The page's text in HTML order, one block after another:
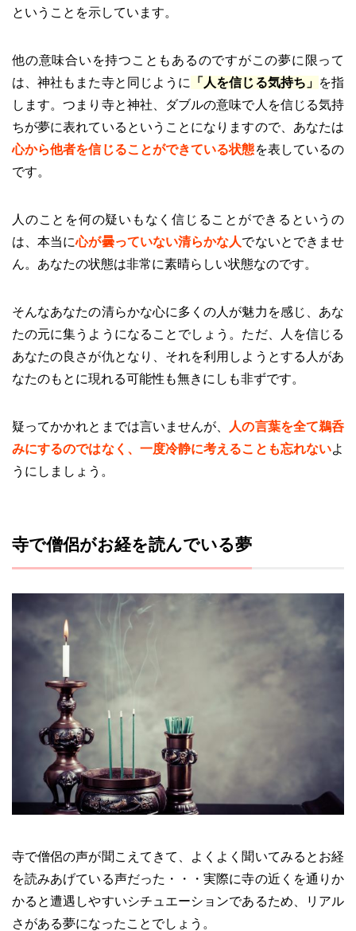
ということを示しています。
他の意味合いを持つこともあるのですがこの夢に限って
は、神社もまた寺と同じように
「人を信じる気持ち」 を指
します。つまり寺と神社、ダブルの意味で人を信じる気持
ちが夢に表れているということになりますので、あなたは
心から他者を信じることができている状態を表しているの
です。
人のことを何の疑いもなく信じることができるというの
は、本当に心が曇っていない清らかな人でないとできませ
ん。あなたの状態は非常に素晴らしい状態なのです。
そんなあなたの清らかな心に多くの人が魅力を感じ、あな
たの元に集うようになることでしょう。ただ、人を信じる
あなたの良さが仇となり、それを利用しようとする人があ
なたのもとに現れる可能性も無きにしも非ずです。
疑ってかかれとまでは言いませんが、
人の言葉を全て鵜呑
みにするのではなく、一度冷静に考えることも忘れないよ
うにしましょう。
寺で僧侶がお経を読んでいる夢
寺で僧侶の声が聞こえてきて、よくよく聞いてみるとお経
を読みあげている声だった・・・実際に寺の近くを通りか
かると遭遇しやすいシチュエーションであるため、リアル
さがある夢になったことでしょう。